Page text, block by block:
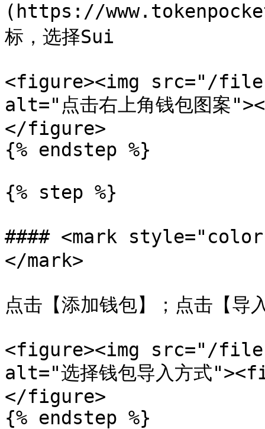
(https://
标，选择Sui
<figure><img src="/files/
alt="点击右上角钱包图
</figure>
{% endstep %}
{% step %}
#### <mark
</mark>
点击【添加钱包】；点击【导
<figure><img src="/
alt="选择钱包导入方式
</figure>
{% endstep %}